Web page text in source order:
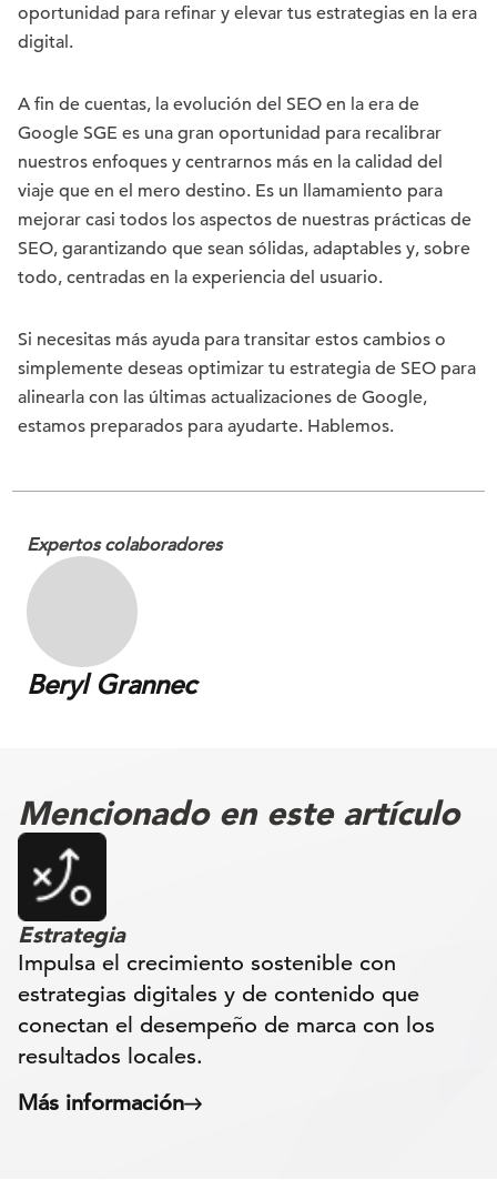
oportunidad para refinar y elevar tus estrategias en la era
digital.
A fin de cuentas, la evolución del SEO en la era de
Google SGE es una gran oportunidad para recalibrar
nuestros enfoques y centrarnos más en la calidad del
viaje que en el mero destino. Es un llamamiento para
mejorar casi todos los aspectos de nuestras prácticas de
SEO, garantizando que sean sólidas, adaptables y, sobre
todo, centradas en la experiencia del usuario.
Si necesitas más ayuda para transitar estos cambios o
simplemente deseas optimizar tu estrategia de SEO para
alinearla con las últimas actualizaciones de Google,
estamos preparados para ayudarte. Hablemos.
Expertos colaboradores
Beryl Grannec
Mencionado en este artículo
Estrategia
Impulsa el crecimiento sostenible con
estrategias digitales y de contenido que
conectan el desempeño de marca con los
resultados locales.
Más información